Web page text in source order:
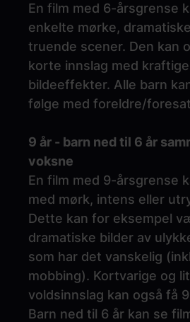
En film med 6-årsgrense
enkelte mørke,
truende scener. Den kan
korte innslag med
bildeeffekter. Alle barn
følge med foreldre/
9 år - barn ned til 6 år
voksne
En film med 9-årsgrense
med mørk, intens eller
Dette kan for eksempel
dramatiske bilder av
som har det vanskelig
mobbing). Kortvarige og
voldsinnslag kan også få
Barn ned til 6 år kan se